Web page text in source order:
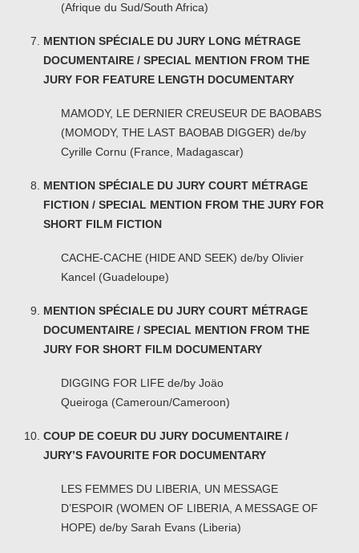
(Afrique du Sud/South Africa)
MENTION SPÉCIALE DU JURY LONG MÉTRAGE
DOCUMENTAIRE / SPECIAL MENTION FROM THE
JURY FOR FEATURE LENGTH DOCUMENTARY
MAMODY, LE DERNIER CREUSEUR DE BAOBABS
(MOMODY, THE LAST BAOBAB DIGGER) de/by
Cyrille Cornu (France, Madagascar)
MENTION SPÉCIALE DU JURY COURT MÉTRAGE
FICTION / SPECIAL MENTION FROM THE JURY FOR
SHORT FILM FICTION
CACHE-CACHE (HIDE AND SEEK) de/by Olivier
Kancel (Guadeloupe)
MENTION SPÉCIALE DU JURY COURT MÉTRAGE
DOCUMENTAIRE / SPECIAL MENTION FROM THE
JURY FOR SHORT FILM DOCUMENTARY
DIGGING FOR LIFE de/by Joäo
Queiroga (Cameroun/Cameroon)
COUP DE COEUR DU JURY DOCUMENTAIRE /
JURY’S FAVOURITE FOR DOCUMENTARY
LES FEMMES DU LIBERIA, UN MESSAGE
D’ESPOIR (WOMEN OF LIBERIA, A MESSAGE OF
HOPE) de/by Sarah Evans (Liberia)